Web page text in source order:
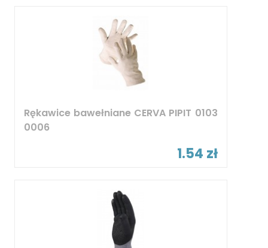
Rękawice bawełniane CERVA PIPIT 0103
0006
1.54 zł